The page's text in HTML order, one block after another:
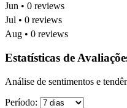
Jun • 0 reviews
Jul • 0 reviews
Aug • 0 reviews
Estatísticas de
Análise de sentimentos e
Período: